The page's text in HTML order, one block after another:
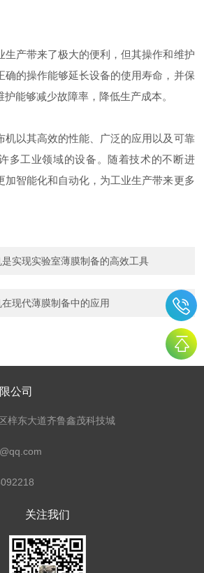
产带来了极大的便利，但其操作和维护
确的操作能够延长设备的使用寿命，并保
能够减少故障率，降低生产成本。
以其高效的性能、广泛的应用以及可靠
多工业领域的设备。随着技术的不断进
加智能化和自动化，为工业生产带来更多
实现实验室薄膜制备的高效工具
现代薄膜制备中的应用
公司
梓东大道齐鲁鑫茂科技城
关注我们